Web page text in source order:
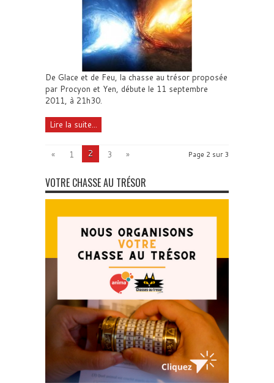
De Glace et de Feu, la chasse au trésor proposée
par Procyon et Yen, débute le 11 septembre
2011, à 21h30.
Lire la suite...
Page 2 sur 3
« 1 2 3 »
VOTRE CHASSE AU TRÉSOR